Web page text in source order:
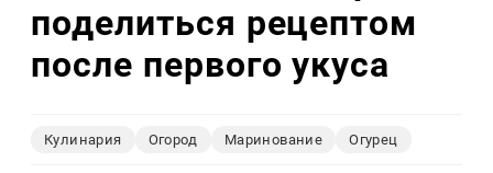
поделиться рецептом
после первого укуса
Кулинария Огород Маринование Огурец